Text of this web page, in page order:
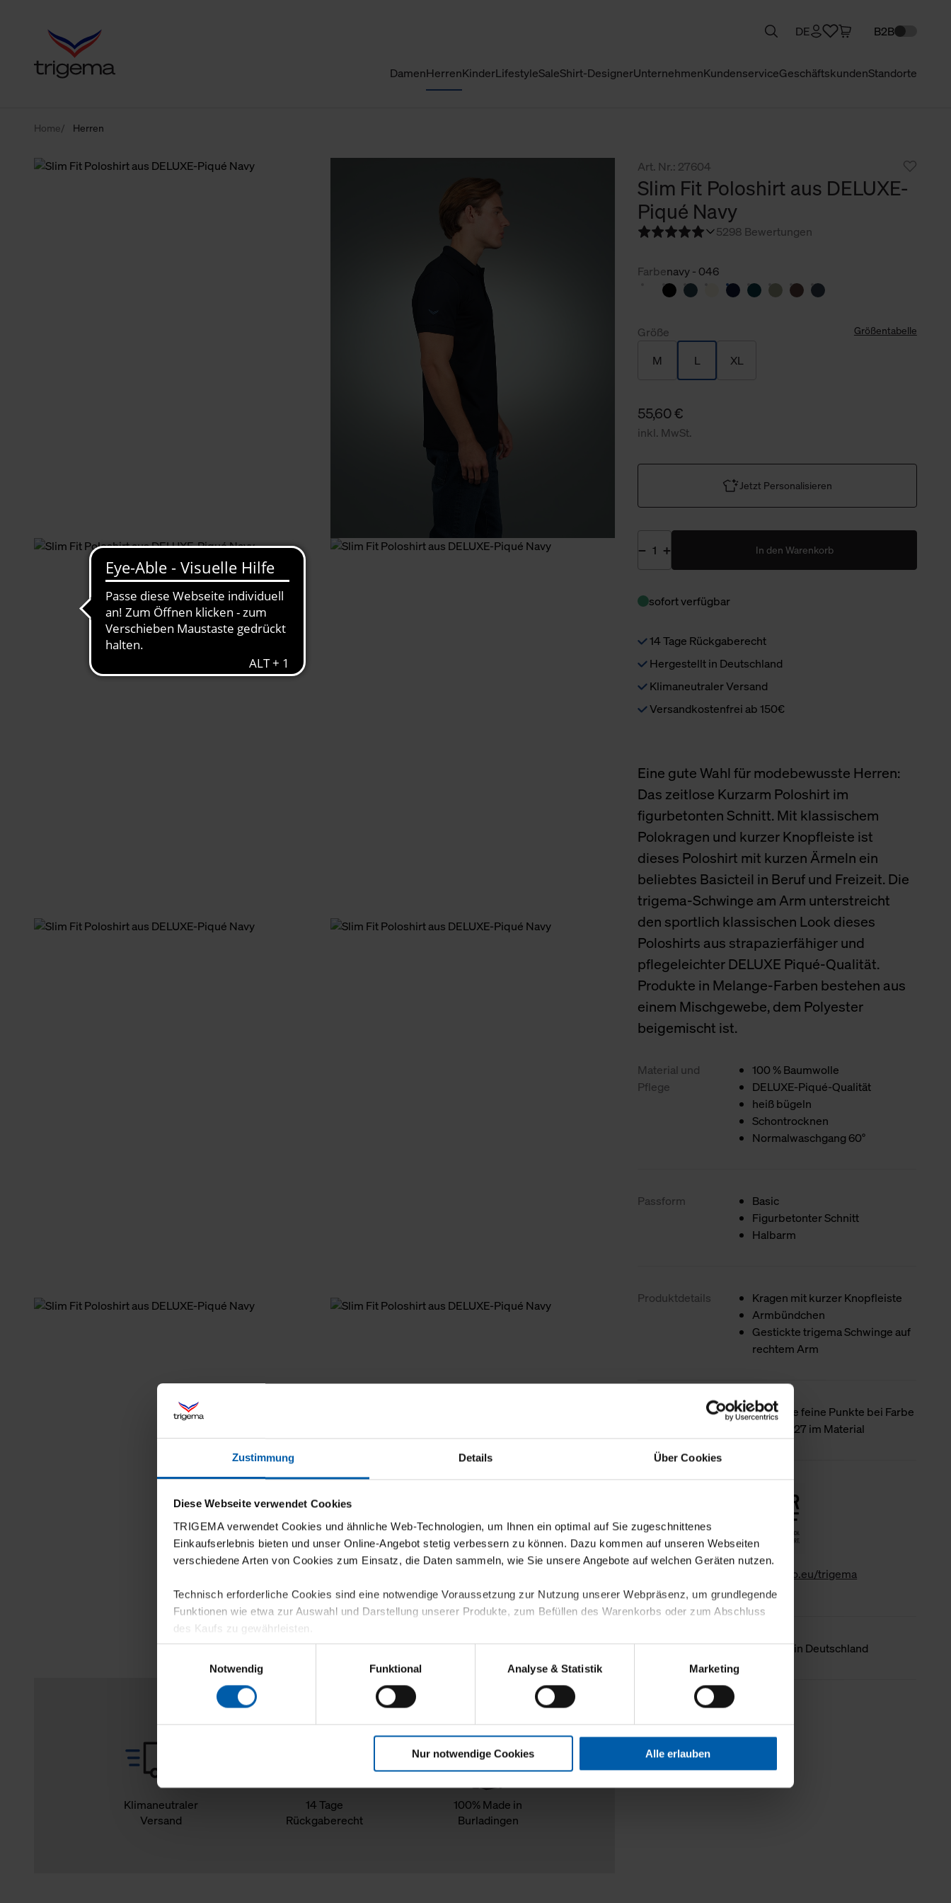
Zustimmung Details Über Cookies
Diese Webseite verwendet Cookies
TRIGEMA verwendet Cookies und ähnliche Web-Technologien, um Ihnen ein optimal auf Sie zugeschnittenes
Einkaufserlebnis bieten und unser Online-Angebot stetig verbessern zu können. Dazu kommen auf unseren Webseiten
verschiedene Arten von Cookies zum Einsatz, die Daten sammeln, wie Sie unsere Angebote auf welchen Geräten nutzen.
Technisch erforderliche Cookies sind eine notwendige Voraussetzung zur Nutzung unserer Webpräsenz, um grundlegende
Funktionen wie etwa zur Auswahl und Darstellung unserer Produkte, zum Befüllen des Warenkorbs oder zum Abschluss
des Kaufs zu gewährleisten.
Für die Darstellung personalisierter Angebote, Anzeigen und Inhalte aufgrund Ihres Nutzerverhaltens und Ihres Profils
sowie für Marketing-, Statistik- und Tracking-Zwecke zur Analyse und Optimierung unserer Webpräsenz speichern wir
personenbezogene Informationen. Diese übermitteln wir in anonymisierter Form an Dritte wie etwa unsere
Klicken Sie auf "Alle erlauben", damit wir alle Cookies und Web-Technologien für Ihr personalisiertes Einkaufserlebnis
verwenden dürfen. Über die jeweiligen Schaltflächen können Sie die Arten der Cookies selbst festlegen, die Sie erlauben
Notwendig
Funktional Analyse & Statistik Marketing
Nur notwendige Cookies Alle erlauben
DamenHerrenKinderLifestyleSaleShirt-DesignerUnternehmenKundenserviceGeschäftskundenStandorte
DE B2B
Home Herren
Klimaneutraler
Versand
14 Tage
Rückgaberecht
100% Made in
Burladingen
Art. Nr.: 27604
Slim Fit Poloshirt aus DELUXE-
Piqué Navy
5298 Bewertungen
Farbenavy - 046
Größe Größentabelle
M L XL
55,60 €
inkl. MwSt.
Jetzt Personalisieren
In den Warenkorb
sofort verfügbar
14 Tage Rückgaberecht
Hergestellt in Deutschland
Klimaneutraler Versand
Versandkostenfrei ab 150€
Eine gute Wahl für modebewusste Herren:
Das zeitlose Kurzarm Poloshirt im
figurbetonten Schnitt. Mit klassischem
Polokragen und kurzer Knopfleiste ist
dieses Poloshirt mit kurzen Ärmeln ein
beliebtes Basicteil in Beruf und Freizeit. Die
trigema-Schwinge am Arm unterstreicht
den sportlich klassischen Look dieses
Poloshirts aus strapazierfähiger und
pflegeleichter DELUXE Piqué-Qualität.
Produkte in Melange-Farben bestehen aus
einem Mischgewebe, dem Polyester
beigemischt ist.
Material und
Pflege
100 % Baumwolle
DELUXE-Piqué-Qualität
heiß bügeln
Schontrocknen
Normalwaschgang 60°
Passform
Basic
Figurbetonter Schnitt
Halbarm
Produktdetails
Kragen mit kurzer Knopfleiste
Armbündchen
Gestickte trigema Schwinge auf
rechtem Arm
Mögliche feine Punkte bei Farbe
natur - 027 im Material
www.gk-info.eu/trigema
Ursprungsland Hergestellt in Deutschland
Weniger Details